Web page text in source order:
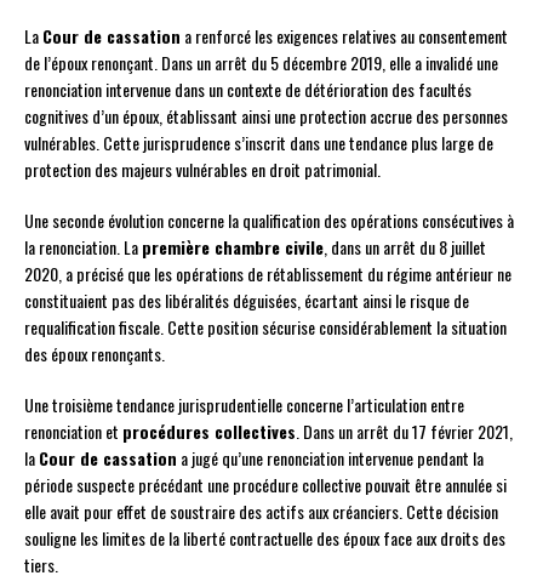
LaCour de cassation a renforcé les exigences relatives au consentement
de l’époux renonçant. Dans un arrêt du 5 décembre 2019, elle a invalidé une
renonciation intervenue dans un contexte de détérioration des facultés
cognitives d’un époux, établissant ainsi une protection accrue des personnes
vulnérables. Cette jurisprudence s’inscrit dans une tendance plus large de
protection des majeurs vulnérables en droit patrimonial.
Une seconde évolution concerne la qualification des opérations consécutives à
la renonciation. Lapremière chambre civile , dans un arrêt du 8 juillet
2020, a précisé que les opérations de rétablissement du régime antérieur ne
constituaient pas des libéralités déguisées, écartant ainsi le risque de
requalification fiscale. Cette position sécurise considérablement la situation
des époux renonçants.
Une troisième tendance jurisprudentielle concerne l’articulation entre
renonciation et procédures collectives . Dans un arrêt du 17 février 2021,
laCour de cassation a jugé qu’une renonciation intervenue pendant la
période suspecte précédant une procédure collective pouvait être annulée si
elle avait pour effet de soustraire des actifs aux créanciers. Cette décision
souligne les limites de la liberté contractuelle des époux face aux droits des
tiers.